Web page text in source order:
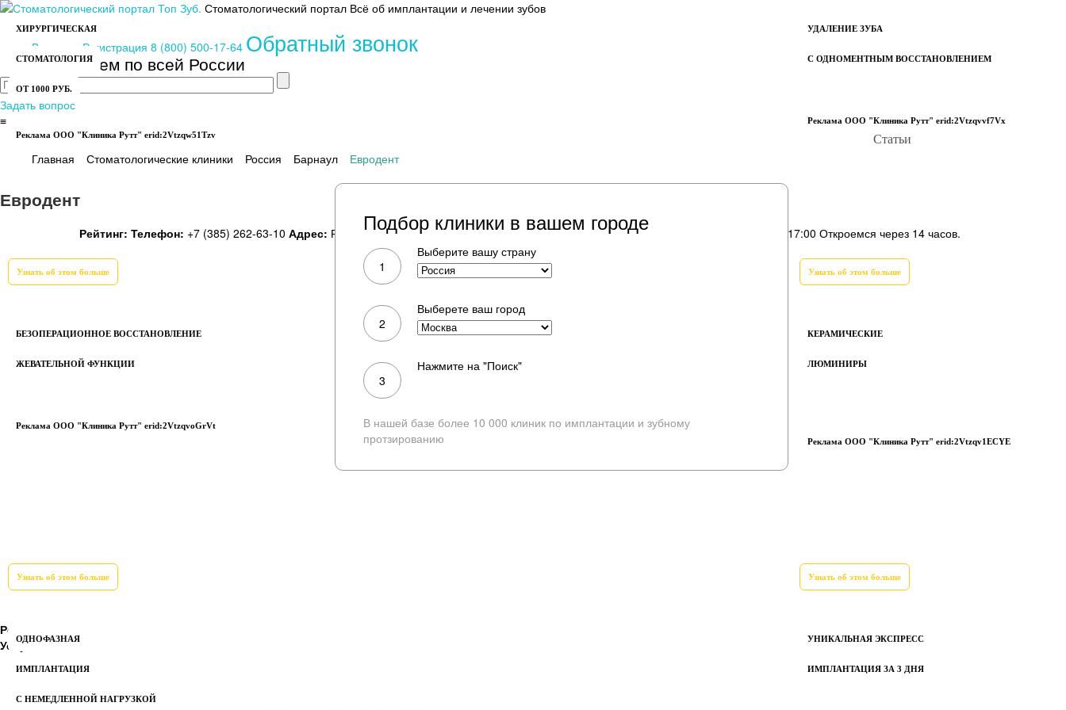
Стоматологический портал Всё об имплантации и лечении зубов
Вход Регистрация 8 (800) 500-17-64 Обратный звонок
Задать вопрос
≡
Имплантация зубов Статьи
Главная Стоматологические клиники Россия Барнаул Евродент
Евродент
Рейтинг: Телефон: +7 (385) 262-63-10 Адрес: Россия Барнаул, Красноармейский просп., 135, каб. 217 График работы: пн-сб 8:00–17:00 Откроемся через 14 часов.
Рейтинг:
Услуги:
терапия
Работаем по всей России
Подбор клиники в вашем городе
1
Выберите вашу страну
2
Выберете ваш город
3
Нажмите на "Поиск"
В нашей базе более 10 000 клиник по имплантации и зубному
протзированию
ХИРУРГИЧЕСКАЯ
СТОМАТОЛОГИЯ
ОТ 1000 РУБ.
Реклама ООО "Клиника Рутт" erid:2Vtzqw51Tzv
Узнать об этом больше
БЕЗОПЕРАЦИОННОЕ ВОССТАНОВЛЕНИЕ
ЖЕВАТЕЛЬНОЙ ФУНКЦИИ
Реклама ООО "Клиника Рутт" erid:2VtzqvoGrVt
Узнать об этом больше
ОДНОФАЗНАЯ
ИМПЛАНТАЦИЯ
С НЕМЕДЛЕННОЙ НАГРУЗКОЙ
УДАЛЕНИЕ ЗУБА
С ОДНОМЕНТНЫМ ВОССТАНОВЛЕНИЕМ
Реклама ООО "Клиника Рутт" erid:2Vtzqvvf7Vx
Узнать об этом больше
КЕРАМИЧЕСКИЕ
ЛЮМИНИРЫ
Реклама ООО "Клиника Рутт" erid:2Vtzqv1ECYE
Узнать об этом больше
УНИКАЛЬНАЯ ЭКСПРЕСС
ИМПЛАНТАЦИЯ ЗА 3 ДНЯ